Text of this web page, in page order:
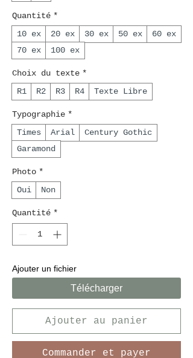
Quantité *
10 ex
20 ex 30 ex 50 ex
60 ex
70 ex
100 ex
Choix du texte *
R1
R2 R3 R4 Texte Libre
Typographie *
Times
Arial
Century Gothic
Garamond
Photo *
Oui
Non
Quantité *
Ajouter un fichier
Télécharger
Ajouter au panier
Commander et payer